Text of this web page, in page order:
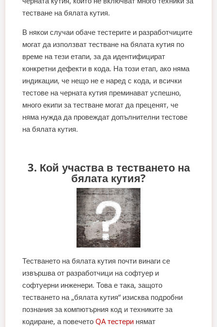
тестване на бялата кутия.
В някои случаи обаче тестерите и разработчиците
могат да използват тестване на бялата кутия по
време на тези етапи, за да идентифицират
конкретни дефекти в кода. На този етап, ако няма
индикации, че нещо не е наред с кода, и всички
тестове на черната кутия преминават успешно,
много екипи за тестване могат да преценят, че
няма нужда да провеждат допълнителни тестове
на бялата кутия.
3. Кой участва в тестването на
бялата кутия?
Тестването на бялата кутия почти винаги се
извършва от разработчици на софтуер и
софтуерни инженери. Това е така, защото
тестването на „бялата кутия“ изисква подробни
познания за компютърния код и техниките за
кодиране, а повечето QA тестери нямат